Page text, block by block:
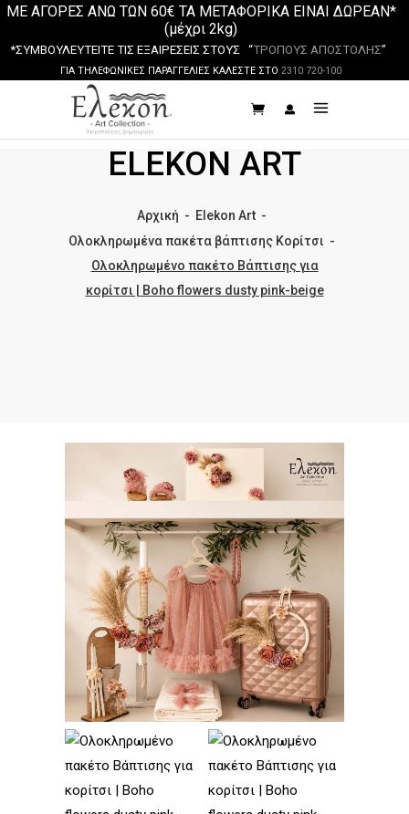
ΜΕ ΑΓΟΡΕΣ ΑΝΩ ΤΩΝ 60€ ΤΑ ΜΕΤΑΦΟΡΙΚΑ ΕΙΝΑΙ ΔΩΡΕΑΝ*
(μέχρι 2kg)
*ΣΥΜΒΟΥΛΕΥΤΕΙΤΕ ΤΙΣ ΕΞΑΙΡΕΣΕΙΣ ΣΤΟΥΣ “ΤΡΟΠΟΥΣ ΑΠΟΣΤΟΛΗΣ”
ΓΙΑ ΤΗΛΕΦΩΝΙΚΕΣ ΠΑΡΑΓΓΕΛΙΕΣ ΚΑΛΕΣΤΕ ΣΤΟ 2310 720-100
ELEKON ART
Αρχική - Elekon Art -
Ολοκληρωμένα πακέτα βάπτισης Κορίτσι -
Ολοκληρωμένο πακέτο Βάπτισης για
κορίτσι | Boho flowers dusty pink-beige